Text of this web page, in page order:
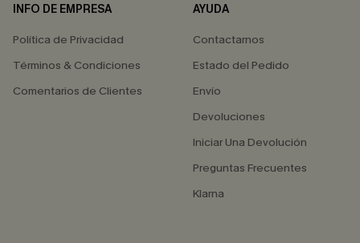
INFO DE EMPRESA
Política de Privacidad
Términos & Condiciones
Comentarios de Clientes
AYUDA
Contactarnos
Estado del Pedido
Envío
Devoluciones
Iniciar Una Devolución
Preguntas Frecuentes
Klarna